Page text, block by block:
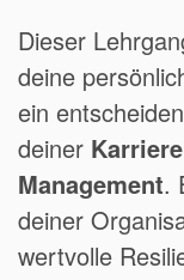
Dieser
deine
ein
deiner
Management.
deiner
wertvolle